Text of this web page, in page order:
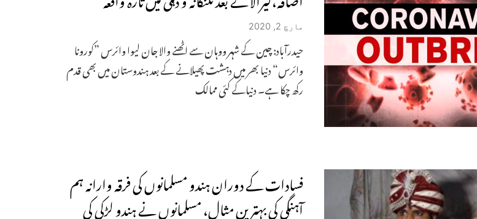
مارچ 2, 2020
حیدرآباد: چین کے شہر ووہان سے اٹھنے والا جان لیوا وائرس ”کورونا
وائرس“ دنیا بھر میں دہشت پھیلانے کے بعد ہندوستان میں بھی قدم
رکھ چکا ہے۔ دنیاکے کئی ممالک
فسادات کے دوران ہندو مسلمانوں کی فرقہ وارانہ ہم
آہنگی کی بہترین مثال، مسلمانوں نے ہندو لڑکی کی